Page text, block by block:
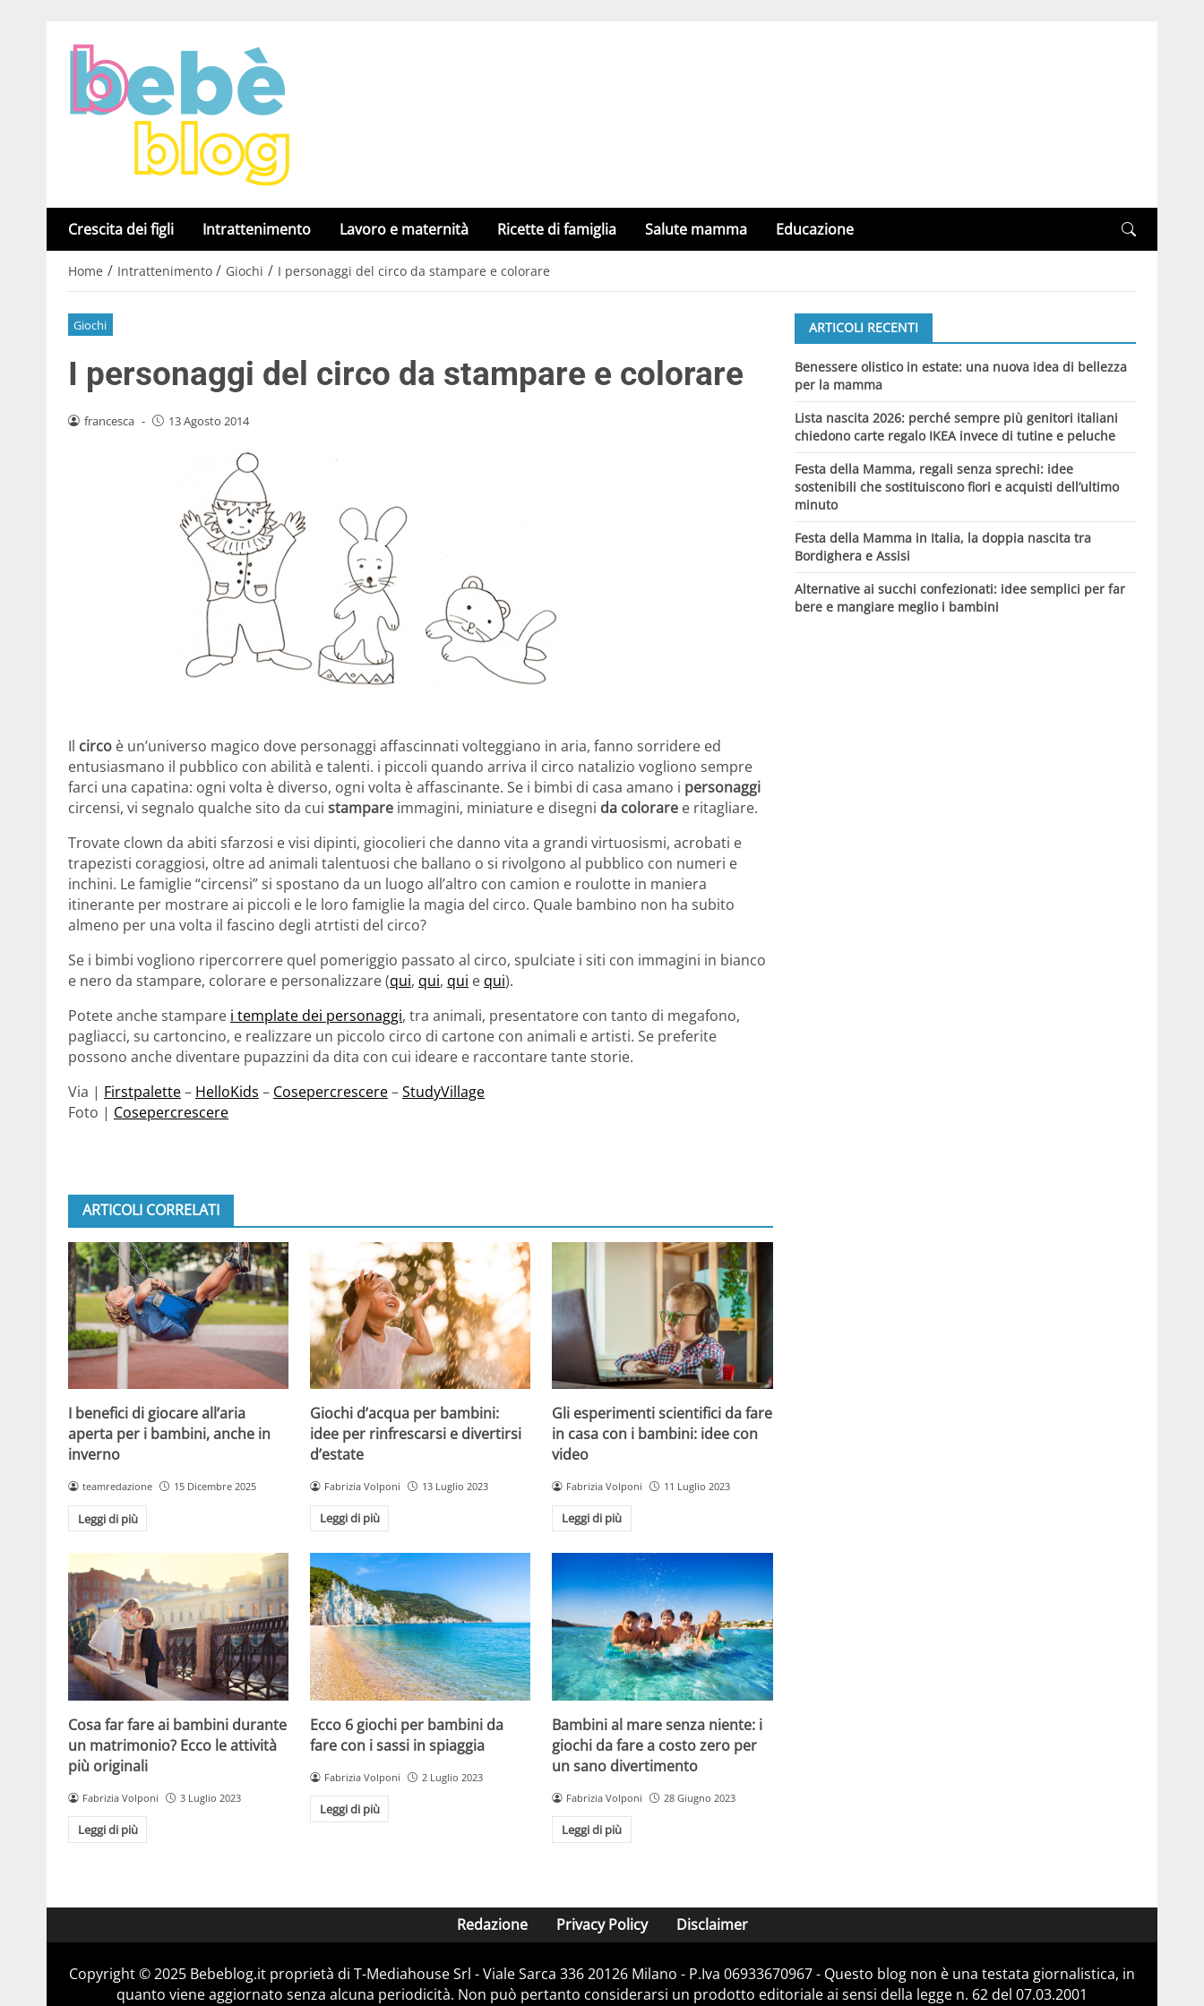
Crescita dei figli Intrattenimento Lavoro e maternità Ricette di famiglia Salute mamma Educazione
Home / Intrattenimento / Giochi / I personaggi del circo da stampare e colorare
Giochi
I personaggi del circo da stampare e colorare
francesca - 13 Agosto 2014
Il circo è un’universo magico dove personaggi affascinnati volteggiano in aria, fanno sorridere ed
entusiasmano il pubblico con abilità e talenti. i piccoli quando arriva il circo natalizio vogliono sempre
farci una capatina: ogni volta è diverso, ogni volta è affascinante. Se i bimbi di casa amano i personaggi
circensi, vi segnalo qualche sito da cui stampare immagini, miniature e disegni da colorare e ritagliare.
Trovate clown da abiti sfarzosi e visi dipinti, giocolieri che danno vita a grandi virtuosismi, acrobati e
trapezisti coraggiosi, oltre ad animali talentuosi che ballano o si rivolgono al pubblico con numeri e
inchini. Le famiglie “circensi” si spostano da un luogo all’altro con camion e roulotte in maniera
itinerante per mostrare ai piccoli e le loro famiglie la magia del circo. Quale bambino non ha subito
almeno per una volta il fascino degli atrtisti del circo?
Se i bimbi vogliono ripercorrere quel pomeriggio passato al circo, spulciate i siti con immagini in bianco
e nero da stampare, colorare e personalizzare (qui, qui, qui e qui).
Potete anche stampare i template dei personaggi, tra animali, presentatore con tanto di megafono,
pagliacci, su cartoncino, e realizzare un piccolo circo di cartone con animali e artisti. Se preferite
possono anche diventare pupazzini da dita con cui ideare e raccontare tante storie.
Via | Firstpalette– HelloKids – Cosepercrescere–StudyVillage
Foto | Cosepercrescere
ARTICOLI CORRELATI
I benefici di giocare all’aria
aperta per i bambini, anche in
inverno
teamredazione 15 Dicembre 2025
Leggi di più
Giochi d’acqua per bambini:
idee per rinfrescarsi e divertirsi
d’estate
Fabrizia Volponi 13 Luglio 2023
Leggi di più
Gli esperimenti scientifici da fare
in casa con i bambini: idee con
video
Fabrizia Volponi 11 Luglio 2023
Leggi di più
Cosa far fare ai bambini durante
un matrimonio? Ecco le attività
più originali
Fabrizia Volponi 3 Luglio 2023
Leggi di più
Ecco 6 giochi per bambini da
fare con i sassi in spiaggia
Fabrizia Volponi 2 Luglio 2023
Leggi di più
Bambini al mare senza niente: i
giochi da fare a costo zero per
un sano divertimento
Fabrizia Volponi 28 Giugno 2023
Leggi di più
ARTICOLI RECENTI
Benessere olistico in estate: una nuova idea di bellezza
per la mamma
Lista nascita 2026: perché sempre più genitori italiani
chiedono carte regalo IKEA invece di tutine e peluche
Festa della Mamma, regali senza sprechi: idee
sostenibili che sostituiscono fiori e acquisti dell’ultimo
minuto
Festa della Mamma in Italia, la doppia nascita tra
Bordighera e Assisi
Alternative ai succhi confezionati: idee semplici per far
bere e mangiare meglio i bambini
Redazione Privacy Policy Disclaimer
Copyright © 2025 Bebeblog.it proprietà di T-Mediahouse Srl - Viale Sarca 336 20126 Milano - P.Iva 06933670967 - Questo blog non è una testata giornalistica, in
quanto viene aggiornato senza alcuna periodicità. Non può pertanto considerarsi un prodotto editoriale ai sensi della legge n. 62 del 07.03.2001